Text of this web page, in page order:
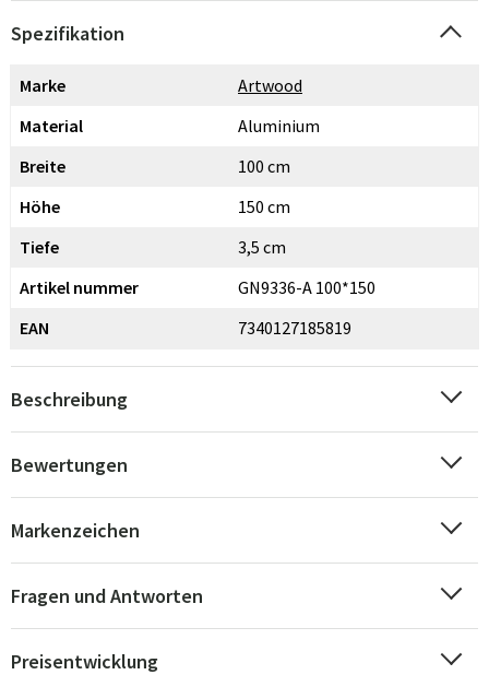
Spezifikation
Marke
Artwood
Material
Aluminium
Breite
100 cm
Höhe
150 cm
Tiefe
3,5 cm
Artikel nummer
GN9336-A 100*150
EAN
7340127185819
Beschreibung
Bewertungen
Markenzeichen
Fragen und Antworten
Preisentwicklung